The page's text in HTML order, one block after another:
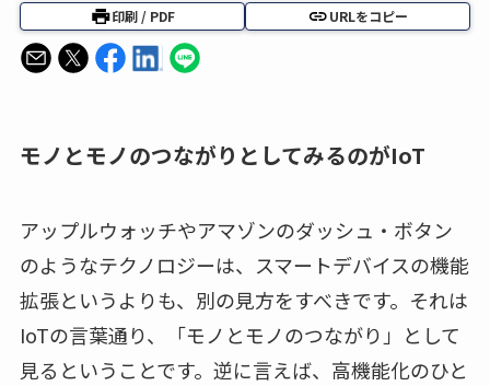
印刷 / PDF URLをコピー
モノとモノのつながりとしてみるのがIoT
アップルウォッチやアマゾンのダッシュ・ボタン
のようなテクノロジーは、スマートデバイスの機能
拡張というよりも、別の見方をすべきです。それは
IoTの言葉通り、「モノとモノのつながり」として
見るということです。逆に言えば、高機能化のひと